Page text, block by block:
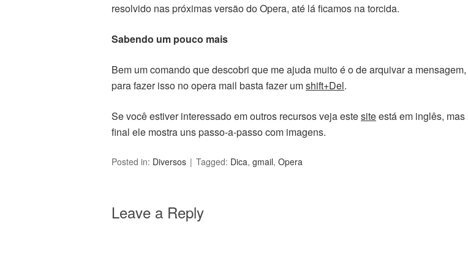
resolvido nas próximas versão do Opera, até lá ficamos na torcida.
Sabendo um pouco mais
Bem um comando que descobri que me ajuda muito é o de arquivar a mensagem,
para fazer isso no opera mail basta fazer umshift+Del.
Se você estiver interessado em outros recursos veja estesiteestá em inglês, mas
final ele mostra uns passo-a-passo com imagens.
Posted in: Diversos Tagged: Dica, gmail, Opera
Leave a Reply